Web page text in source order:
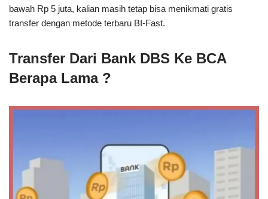
bawah Rp 5 juta, kalian masih tetap bisa menikmati gratis
transfer dengan metode terbaru BI-Fast.
Transfer Dari Bank DBS Ke BCA
Berapa Lama ?